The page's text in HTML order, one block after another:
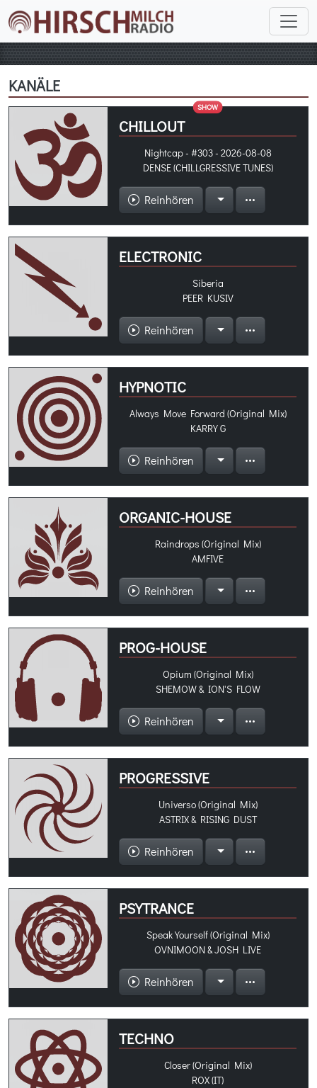
KANÄLE
SHOW
CHILLOUT
Nightcap - #303 - 2026-08-08
DENSE (CHILLGRESSIVE TUNES)
Reinhören
ELECTRONIC
Siberia
PEER KUSIV
Reinhören
HYPNOTIC
Always Move Forward (Original Mix)
KARRY G
Reinhören
ORGANIC-HOUSE
Raindrops (Original Mix)
AMFIVE
Reinhören
PROG-HOUSE
Opium (Original Mix)
SHEMOW & ION'S FLOW
Reinhören
PROGRESSIVE
Universo (Original Mix)
ASTRIX & RISING DUST
Reinhören
PSYTRANCE
Speak Yourself (Original Mix)
OVNIMOON & JOSH LIVE
Reinhören
TECHNO
Closer (Original Mix)
ROX (IT)